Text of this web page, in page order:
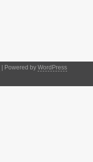
| Powered by WordPress